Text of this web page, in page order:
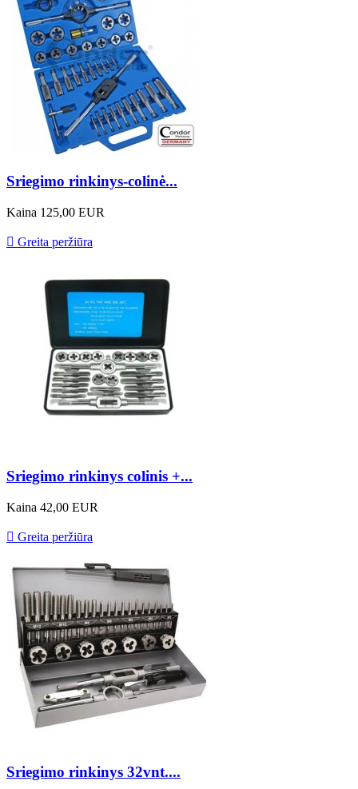
Sriegimo rinkinys-colinė...
Kaina 125,00 EUR
 Greita peržiūra
Sriegimo rinkinys colinis +...
Kaina 42,00 EUR
 Greita peržiūra
Sriegimo rinkinys 32vnt....